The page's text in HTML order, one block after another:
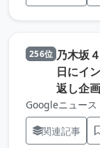
256位 乃木坂
日にイ
返し企
Googleニュース
関連記事